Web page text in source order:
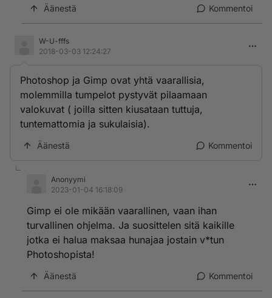
tästä, että Libre riittää!
Äänestä Kommentoi
W-U-fffs
2018-03-03 12:24:27
Photoshop ja Gimp ovat yhtä vaarallisia,
molemmilla tumpelot pystyvät pilaamaan
valokuvat ( joilla sitten kiusataan tuttuja,
tuntemattomia ja sukulaisia).
Äänestä Kommentoi
Anonyymi
2023-01-04 16:18:09
Gimp ei ole mikään vaarallinen, vaan ihan
turvallinen ohjelma. Ja suosittelen sitä kaikille
jotka ei halua maksaa hunajaa jostain v*tun
Photoshopista!
Äänestä Kommentoi